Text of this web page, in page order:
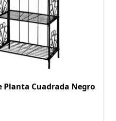
Planta Cuadrada Negro